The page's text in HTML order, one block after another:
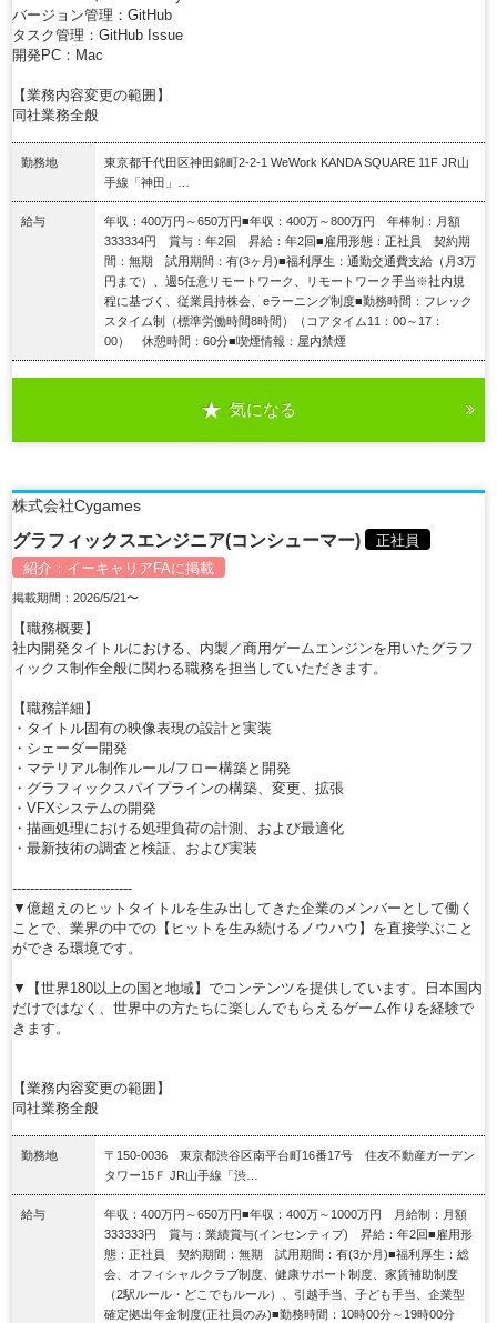
バージョン管理：GitHub
タスク管理：GitHub Issue
開発PC：Mac
【業務内容変更の範囲】
同社業務全般
勤務地
東京都千代田区神田錦町2-2-1 WeWork KANDA SQUARE 11F JR山
手線「神田」…
給与
年収：400万円～650万円■年収：400万～800万円 年棒制：月額
333334円 賞与：年2回 昇給：年2回■雇用形態：正社員 契約期
間：無期 試用期間：有(3ヶ月)■福利厚生：通勤交通費支給（月3万
円まで）、週5任意リモートワーク、リモートワーク手当※社内規
程に基づく、従業員持株会、eラーニング制度■勤務時間：フレック
スタイム制（標準労働時間8時間）（コアタイム11：00～17：
00） 休憩時間：60分■喫煙情報：屋内禁煙
気になる
株式会社Cygames
グラフィックスエンジニア(コンシューマー)
正社員
紹介： イーキャリアFAに掲載
掲載期間：2026/5/21〜
【職務概要】
社内開発タイトルにおける、内製／商用ゲームエンジンを用いたグラフ
ィックス制作全般に関わる職務を担当していただきます。
【職務詳細】
・タイトル固有の映像表現の設計と実装
・シェーダー開発
・マテリアル制作ルール/フロー構築と開発
・グラフィックスパイプラインの構築、変更、拡張
・VFXシステムの開発
・描画処理における処理負荷の計測、および最適化
・最新技術の調査と検証、および実装
---------------------------
▼億超えのヒットタイトルを生み出してきた企業のメンバーとして働く
ことで、業界の中での【ヒットを生み続けるノウハウ】を直接学ぶこと
ができる環境です。
▼【世界180以上の国と地域】でコンテンツを提供しています。日本国内
だけではなく、世界中の方たちに楽しんでもらえるゲーム作りを経験で
きます。
【業務内容変更の範囲】
同社業務全般
勤務地
〒150-0036 東京都渋谷区南平台町16番17号 住友不動産ガーデン
タワー15Ｆ JR山手線「渋…
給与
年収：400万円～650万円■年収：400万～1000万円 月給制：月額
333333円 賞与：業績賞与(インセンティブ) 昇給：年2回■雇用形
態：正社員 契約期間：無期 試用期間：有(3か月)■福利厚生：総
会、オフィシャルクラブ制度、健康サポート制度、家賃補助制度
（2駅ルール・どこでもルール）、引越手当、子ども手当、企業型
確定拠出年金制度(正社員のみ)■勤務時間：10時00分～19時00分